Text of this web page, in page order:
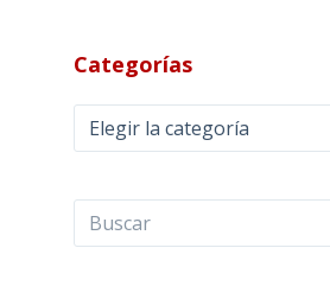
Categorías
Categorías